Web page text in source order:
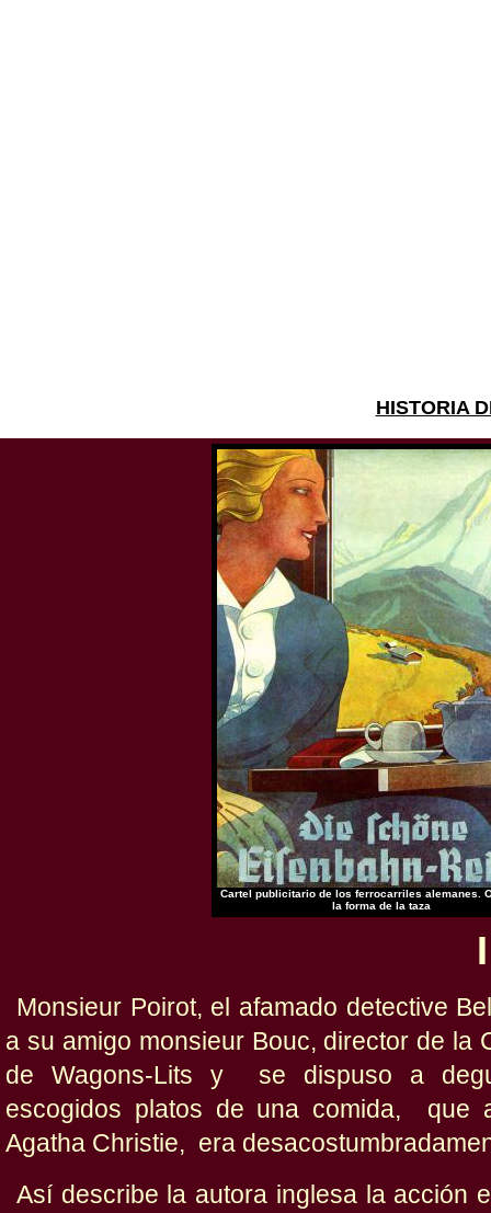
HISTORIA
Cartel publicitario de los ferrocarriles alemanes.
la forma de la taza
I
Monsieur Poirot, el afamado detective
a su amigo monsieur Bouc, director de la
de Wagons-Lits y se dispuso a
escogidos platos de una comida, que
Agatha Christie, era
Así describe la autora inglesa la acción